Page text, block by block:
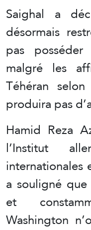
Saighal a
désormais
pas posséder
malgré les
Téhéran
produira pas
Hamid Reza
l’Institut
a souligné
et
Washington